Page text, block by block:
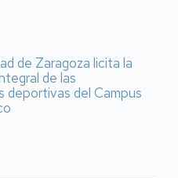
de Zaragoza licita la
de las
deportivas del Campus